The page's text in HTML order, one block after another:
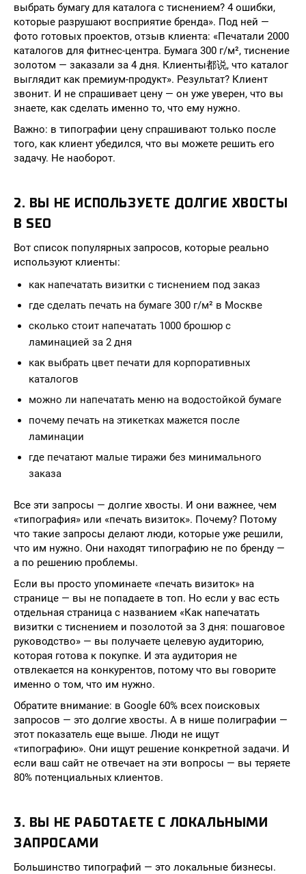
выбрать бумагу для каталога с тиснением? 4 ошибки,
которые разрушают восприятие бренда». Под ней —
фото готовых проектов, отзыв клиента: «Печатали 2000
каталогов для фитнес-центра. Бумага 300 г/м², тиснение
золотом — заказали за 4 дня. Клиенты都说, что каталог
выглядит как премиум-продукт». Результат? Клиент
звонит. И не спрашивает цену — он уже уверен, что вы
знаете, как сделать именно то, что ему нужно.
Важно: в типографии цену спрашивают только после
того, как клиент убедился, что вы можете решить его
задачу. Не наоборот.
2. ВЫ НЕ ИСПОЛЬЗУЕТЕ ДОЛГИЕ ХВОСТЫ
В SEO
Вот список популярных запросов, которые реально
используют клиенты:
как напечатать визитки с тиснением под заказ
где сделать печать на бумаге 300 г/м² в Москве
сколько стоит напечатать 1000 брошюр с
ламинацией за 2 дня
как выбрать цвет печати для корпоративных
каталогов
можно ли напечатать меню на водостойкой бумаге
почему печать на этикетках мажется после
ламинации
где печатают малые тиражи без минимального
заказа
Все эти запросы — долгие хвосты. И они важнее, чем
«типография» или «печать визиток». Почему? Потому
что такие запросы делают люди, которые уже решили,
что им нужно. Они находят типографию не по бренду —
а по решению проблемы.
Если вы просто упоминаете «печать визиток» на
странице — вы не попадаете в топ. Но если у вас есть
отдельная страница с названием «Как напечатать
визитки с тиснением и позолотой за 3 дня: пошаговое
руководство» — вы получаете целевую аудиторию,
которая готова к покупке. И эта аудитория не
отвлекается на конкурентов, потому что вы говорите
именно о том, что им нужно.
Обратите внимание: в Google 60% всех поисковых
запросов — это долгие хвосты. А в нише полиграфии —
этот показатель еще выше. Люди не ищут
«типографию». Они ищут решение конкретной задачи. И
если ваш сайт не отвечает на эти вопросы — вы теряете
80% потенциальных клиентов.
3. ВЫ НЕ РАБОТАЕТЕ С ЛОКАЛЬНЫМИ
ЗАПРОСАМИ
Большинство типографий — это локальные бизнесы.